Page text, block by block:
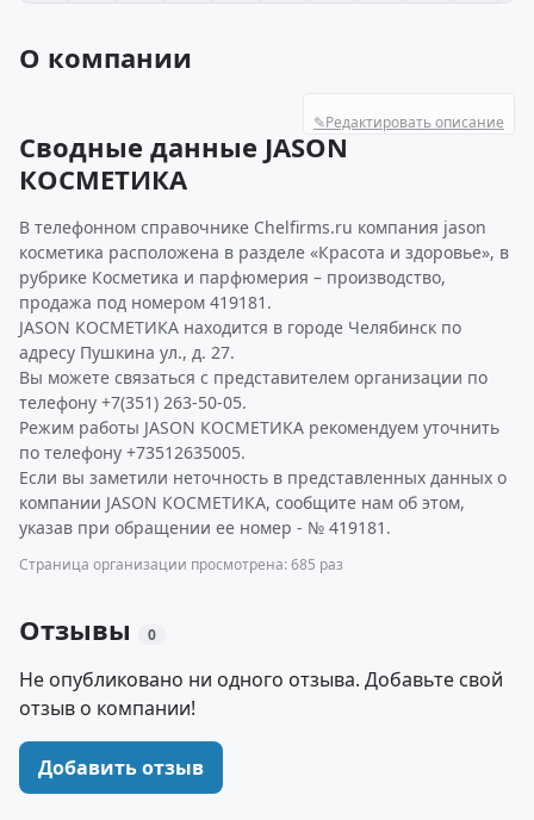
О компании
✎Редактировать описание
Сводные данные JASON
КОСМЕТИКА
В телефонном справочнике Chelfirms.ru компания jason
косметика расположена в разделе «Красота и здоровье», в
рубрике Косметика и парфюмерия – производство,
продажа под номером 419181.
JASON КОСМЕТИКА находится в городе Челябинск по
адресу Пушкина ул., д. 27.
Вы можете связаться с представителем организации по
телефону +7(351) 263-50-05.
Режим работы JASON КОСМЕТИКА рекомендуем уточнить
по телефону +73512635005.
Если вы заметили неточность в представленных данных о
компании JASON КОСМЕТИКА, сообщите нам об этом,
указав при обращении ее номер - № 419181.
Страница организации просмотрена: 685 раз
Отзывы 0
Не опубликовано ни одного отзыва. Добавьте свой
отзыв о компании!
Добавить отзыв